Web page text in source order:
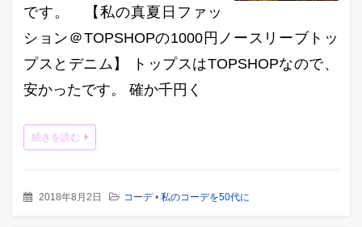
です。 【私の真夏日ファッ
ション＠TOPSHOPの1000円ノースリーブトッ
プスとデニム】 トップスはTOPSHOPなので、
安かったです。 確か千円く
続きを読む
2018年8月2日 コーデ• 私のコーデを50代に